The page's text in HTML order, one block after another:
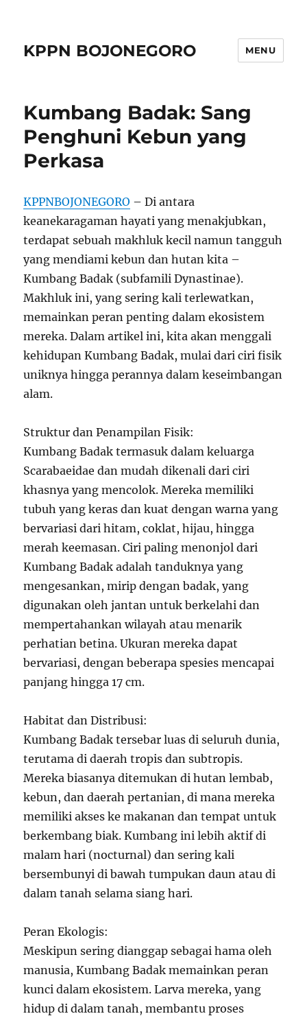
KPPN BOJONEGORO MENU
Kumbang Badak: Sang
Penghuni Kebun yang
Perkasa
KPPNBOJONEGORO – Di antara
keanekaragaman hayati yang menakjubkan,
terdapat sebuah makhluk kecil namun tangguh
yang mendiami kebun dan hutan kita –
Kumbang Badak (subfamili Dynastinae).
Makhluk ini, yang sering kali terlewatkan,
memainkan peran penting dalam ekosistem
mereka. Dalam artikel ini, kita akan menggali
kehidupan Kumbang Badak, mulai dari ciri fisik
uniknya hingga perannya dalam keseimbangan
alam.
Struktur dan Penampilan Fisik:
Kumbang Badak termasuk dalam keluarga
Scarabaeidae dan mudah dikenali dari ciri
khasnya yang mencolok. Mereka memiliki
tubuh yang keras dan kuat dengan warna yang
bervariasi dari hitam, coklat, hijau, hingga
merah keemasan. Ciri paling menonjol dari
Kumbang Badak adalah tanduknya yang
mengesankan, mirip dengan badak, yang
digunakan oleh jantan untuk berkelahi dan
mempertahankan wilayah atau menarik
perhatian betina. Ukuran mereka dapat
bervariasi, dengan beberapa spesies mencapai
panjang hingga 17 cm.
Habitat dan Distribusi:
Kumbang Badak tersebar luas di seluruh dunia,
terutama di daerah tropis dan subtropis.
Mereka biasanya ditemukan di hutan lembab,
kebun, dan daerah pertanian, di mana mereka
memiliki akses ke makanan dan tempat untuk
berkembang biak. Kumbang ini lebih aktif di
malam hari (nocturnal) dan sering kali
bersembunyi di bawah tumpukan daun atau di
dalam tanah selama siang hari.
Peran Ekologis:
Meskipun sering dianggap sebagai hama oleh
manusia, Kumbang Badak memainkan peran
kunci dalam ekosistem. Larva mereka, yang
hidup di dalam tanah, membantu proses